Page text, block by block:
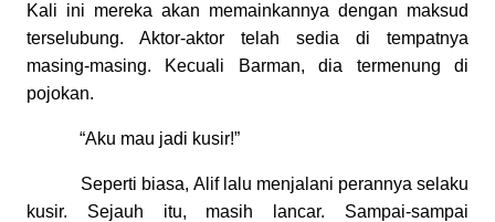
Kali ini mereka akan memainkannya dengan maksud
terselubung. Aktor-aktor telah sedia di tempatnya
masing-masing. Kecuali Barman, dia termenung di
pojokan.
“Aku mau jadi kusir!”
Seperti biasa, Alif lalu menjalani perannya selaku
kusir. Sejauh itu, masih lancar. Sampai-sampai